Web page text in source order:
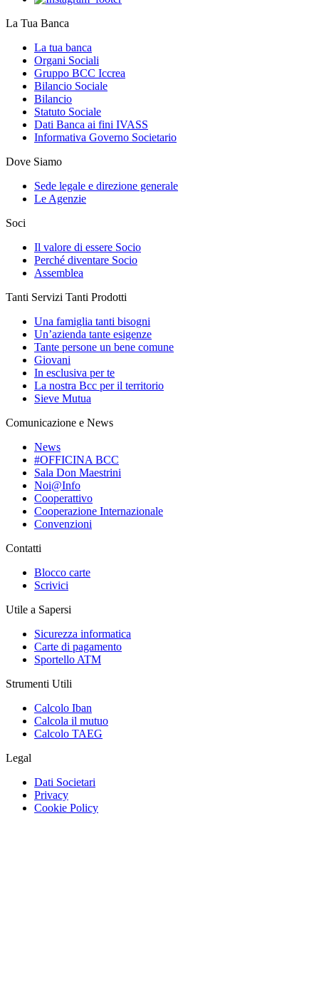
La Tua Banca
La tua banca
Organi Sociali
Gruppo BCC Iccrea
Bilancio Sociale
Bilancio
Statuto Sociale
Dati Banca ai fini IVASS
Informativa Governo Societario
Dove Siamo
Sede legale e direzione generale
Le Agenzie
Soci
Il valore di essere Socio
Perché diventare Socio
Assemblea
Tanti Servizi Tanti Prodotti
Una famiglia tanti bisogni
Un’azienda tante esigenze
Tante persone un bene comune
Giovani
In esclusiva per te
La nostra Bcc per il territorio
Sieve Mutua
Comunicazione e News
News
#OFFICINA BCC
Sala Don Maestrini
Noi@Info
Cooperattivo
Cooperazione Internazionale
Convenzioni
Contatti
Blocco carte
Scrivici
Utile a Sapersi
Sicurezza informatica
Carte di pagamento
Sportello ATM
Strumenti Utili
Calcolo Iban
Calcola il mutuo
Calcolo TAEG
Legal
Dati Societari
Privacy
Cookie Policy